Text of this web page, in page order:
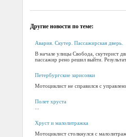
Другие новости по теме:
Авария. Скутер. Пассажирская дверь.
В начале улицы Свобода, скутерист
пассажир рено решил выйти.
Петербургские зарисовки
Мотоциклист не справился с
Полет хруста
Хруст и малолитражка
Мотоциклист столкнулся с